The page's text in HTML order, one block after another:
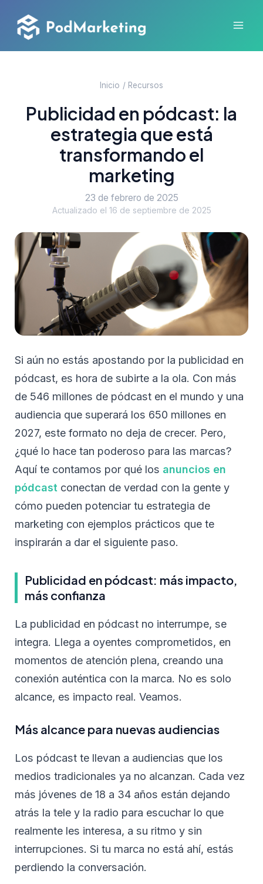
contenido
Inicio Recursos
Publicidad en pódcast: la
estrategia que está
transformando el
marketing
23 de febrero de 2025
Actualizado el 16 de septiembre de 2025
Si aún no estás apostando por la publicidad en
pódcast, es hora de subirte a la ola. Con más
de 546 millones de pódcast en el mundo y una
audiencia que superará los 650 millones en
2027, este formato no deja de crecer. Pero,
¿qué lo hace tan poderoso para las marcas?
Aquí te contamos por qué los anuncios en
pódcast conectan de verdad con la gente y
cómo pueden potenciar tu estrategia de
marketing con ejemplos prácticos que te
inspirarán a dar el siguiente paso.
Publicidad en pódcast: más impacto,
más confianza
La publicidad en pódcast no interrumpe, se
integra. Llega a oyentes comprometidos, en
momentos de atención plena, creando una
conexión auténtica con la marca. No es solo
alcance, es impacto real. Veamos.
Más alcance para nuevas audiencias
Los pódcast te llevan a audiencias que los
medios tradicionales ya no alcanzan. Cada vez
más jóvenes de 18 a 34 años están dejando
atrás la tele y la radio para escuchar lo que
realmente les interesa, a su ritmo y sin
interrupciones. Si tu marca no está ahí, estás
perdiendo la conversación.